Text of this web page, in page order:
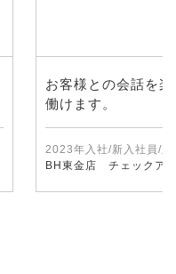
お客様との会話を
働けます。
2023年入社/新入社員/正
BH東金店 チェックア